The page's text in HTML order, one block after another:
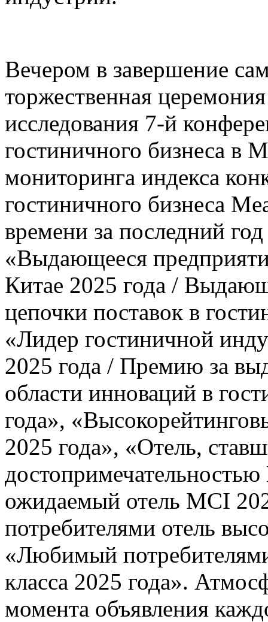
Вечером в завершение
торжественная
исследования 7-й
гостиничного бизнеса в
мониторинга индекса
гостиничного бизнеса
времени за последний
«Выдающееся
Китае 2025 года /
цепочки поставок в
«Лидер гостиничной
2025 года / Премию за
области инноваций в
года»,
2025 года», «Отель,
ожидаемый отель MCI
потребителями отель
«Любимый
класса 2025 года».
момента объявления